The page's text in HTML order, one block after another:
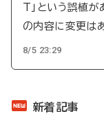
T」という誤植が
の内容に変更は
8/5 23:29
新着記事